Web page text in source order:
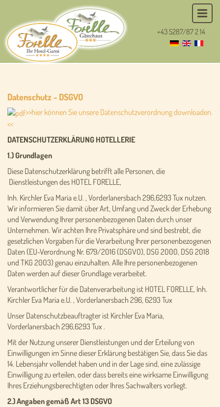
+43 5287/87 2 14
Datenschutz - DSGVO
>>hier können Sie unsere Datenschutzverordnung downloaden.
<<
DATENSCHUTZERKLÄRUNG HOTELLERIE
1.) Grundlagen
Diese Datenschutzerklärung betrifft alle Personen, die
Dienstleistungen des HOTEL FORELLE,
Inh. Kirchler Eva Maria e.U. , Vorderlanersbach 296,6293 Tux nutzen.
Wir informieren Sie damit über Art, Umfang und Zweck der Erhebung
und Verwendung Ihrer personenbezogenen Daten durch unser
Unternehmen. Wir achten Ihre Privatsphäre und sind bestrebt, die
gesetzlichen Vorgaben für die Verarbeitung Ihrer personenbezogenen
Daten (EU-Verordnung Nr. 679/2016 (DSGVO), DSG 2000, DSG 2018
und TKG 2003) genau einzuhalten. Alle Ihre personenbezogenen
Daten werden auf dieser Grundlage verarbeitet.
Verantwortlicher für die Datenverarbeitung ist HOTEL FORELLE, Inh.
Kirchler Eva Maria e.U. , Vorderlanersbach 296, 6293 Tux
Unser Datenschutzbeauftragter ist Kirchler Eva Maria,
Vorderlanersbach 296,6293 Tux .
Mit der Nutzung unserer Dienstleistungen und der Erteilung von
Einwilligungen im Sinne dieser Erklärung bestätigen Sie, dass Sie das
14. Lebensjahr vollendet haben und in der Lage sind, eine zulässige
Einwilligung zu erteilen, oder dass bereits eine wirksame Einwilligung
Ihres Erziehungsberechtigten oder Ihres Sachwalters vorliegt.
2.) Angaben gemäß Art 13 DSGVO